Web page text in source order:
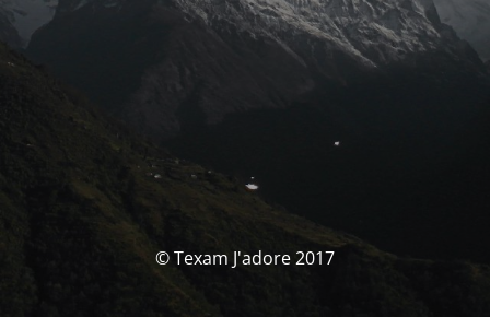
© Texam J'adore 2017